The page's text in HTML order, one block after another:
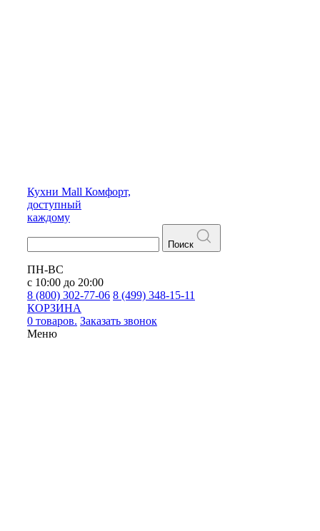
Кухни Mall Комфорт,
доступный
каждому
Поиск
ПН-ВС
с 10:00 до 20:00
8 (800) 302-77-06 8 (499) 348-15-11
КОРЗИНА
0 товаров. Заказать звонок
Меню